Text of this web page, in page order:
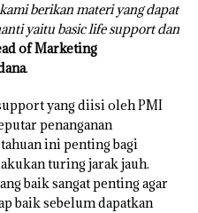
berikan materi yang dapat
yaitu basic life support dan
of Marketing
.
yang diisi oleh PMI
penanganan
ini penting bagi
turing jarak jauh.
baik sangat penting agar
baik sebelum dapatkan